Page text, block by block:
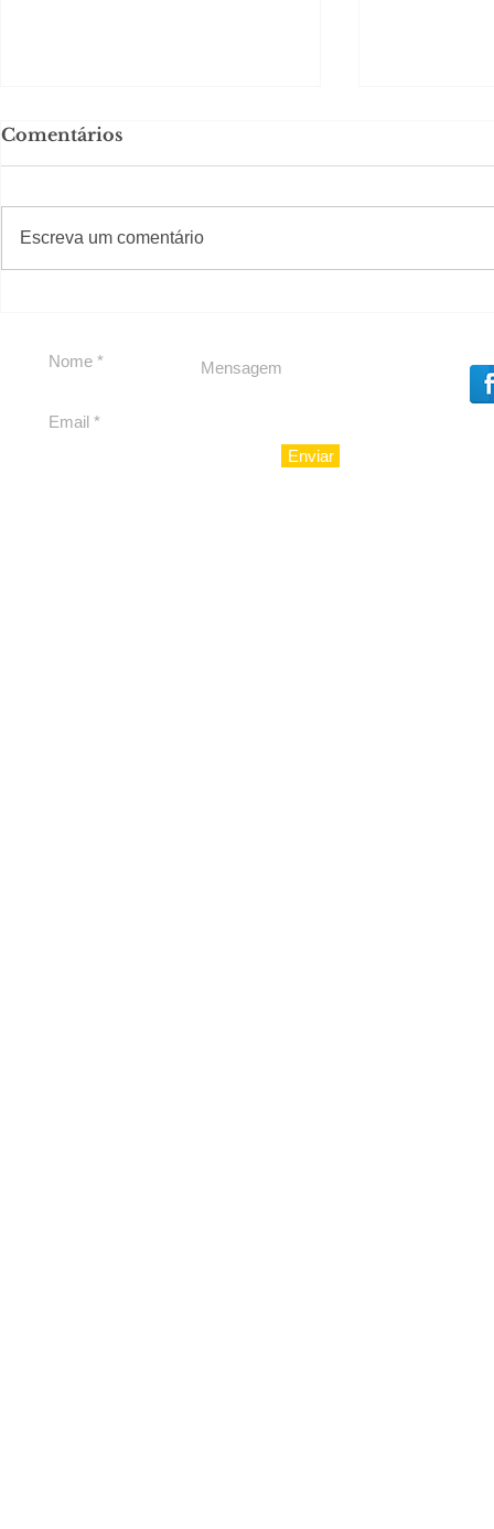
CAJUCIDADE
Comentários
Escreva um comentário
#Sugestões
Enviar